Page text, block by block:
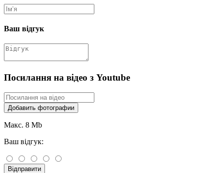
Ваш відгук
Посилання на відео з Youtube
Добавить фотографии
Макс. 8 Mb
Ваш відгук:
Відправити